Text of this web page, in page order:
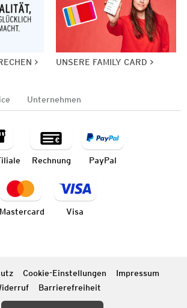
UNSERE FAMILY CARD
Unternehmen
Rechnung PayPal
Mastercard Visa
Cookie-Einstellungen
Impressum
Barrierefreiheit